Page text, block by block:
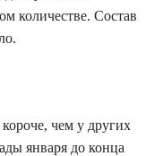
количестве. Состав
чем у других
января до конца